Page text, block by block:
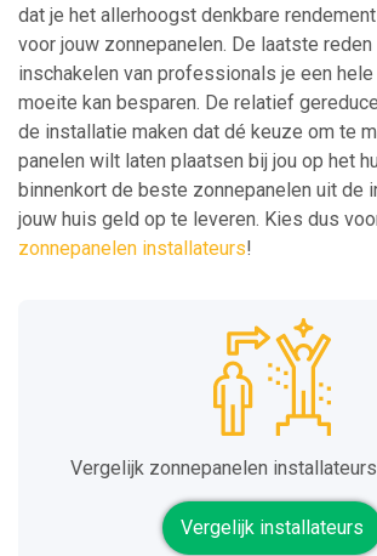
dat je het allerhoogst denkbare
voor jouw zonnepanelen. De laatste
inschakelen van professionals je een
moeite kan besparen. De relatief
de installatie maken dat dé keuze om te
panelen wilt laten plaatsen bij jou op het
binnenkort de beste zonnepanelen uit de
jouw huis geld op te leveren. Kies dus
zonnepanelen installateurs!
Vergelijk zonnepanelen
Vergelijk installateurs